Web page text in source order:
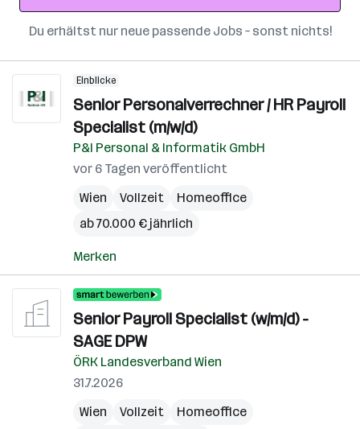
Du erhältst nur neue passende Jobs – sonst nichts!
Einblicke
Senior Personalverrechner / HR Payroll
Specialist (m/w/d)
P&I Personal & Informatik GmbH
vor 6 Tagen veröffentlicht
Wien
Vollzeit
Homeoffice
ab 70.000 € jährlich
Merken
Senior Payroll Specialist (w/m/d) -
SAGE DPW
ÖRK Landesverband Wien
31.7.2026
Wien
Vollzeit
Homeoffice